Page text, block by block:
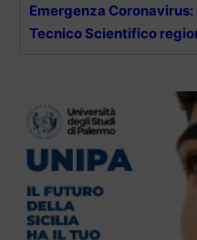
Emergenza
Tecnico Scientifico